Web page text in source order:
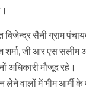
सैनी ग्राम
जी आर एस सलीम
अधिकारी मौजूद रहे।
वालों में भीम आर्मी के